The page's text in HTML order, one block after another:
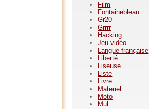
Film
Fontainebleau
Gr20
Grrrr
Hacking
Jeu vidéo
Langue française
Liberté
Liseuse
Liste
Livre
Materiel
Moto
Mul